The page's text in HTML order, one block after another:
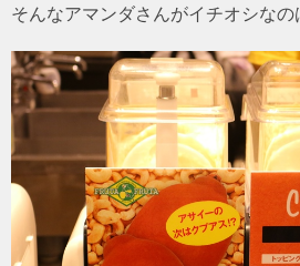
そんなアマンダさんがイチオシなの